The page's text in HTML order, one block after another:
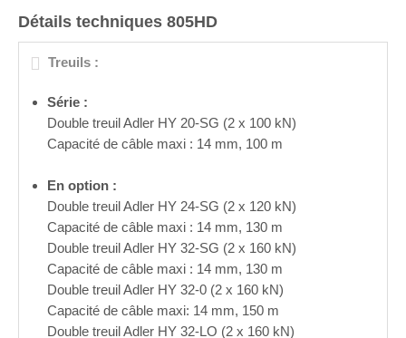
Détails techniques 805HD
Treuils :
Série :
Double treuil Adler HY 20-SG (2 x 100 kN)
Capacité de câble maxi : 14 mm, 100 m
En option :
Double treuil Adler HY 24-SG (2 x 120 kN)
Capacité de câble maxi : 14 mm, 130 m
Double treuil Adler HY 32-SG (2 x 160 kN)
Capacité de câble maxi : 14 mm, 130 m
Double treuil Adler HY 32-0 (2 x 160 kN)
Capacité de câble maxi: 14 mm, 150 m
Double treuil Adler HY 32-LO (2 x 160 kN)